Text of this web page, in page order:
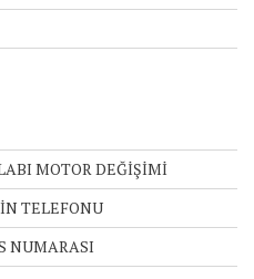
MOTOR DEĞİŞİMİ
TELEFONU
NUMARASI